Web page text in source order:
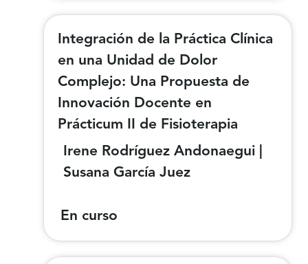
Integración de la Práctica Clínica
en una Unidad de Dolor
Complejo: Una Propuesta de
Innovación Docente en
Prácticum II de Fisioterapia
Irene Rodríguez Andonaegui |
Susana García Juez
En curso